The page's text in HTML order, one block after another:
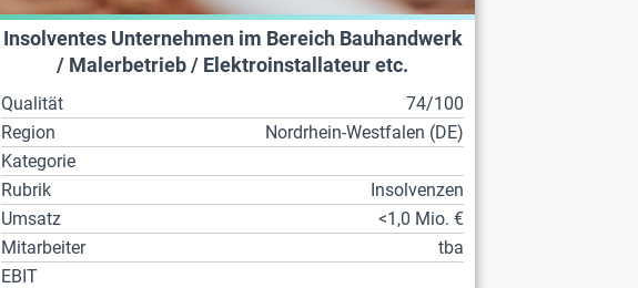
Insolventes Unternehmen im Bereich Bauhandwerk
/ Malerbetrieb / Elektroinstallateur etc.
Qualität
74/100
Region
Nordrhein-Westfalen (DE)
Kategorie
Rubrik
Insolvenzen
Umsatz
<1,0 Mio. €
Mitarbeiter
tba
EBIT